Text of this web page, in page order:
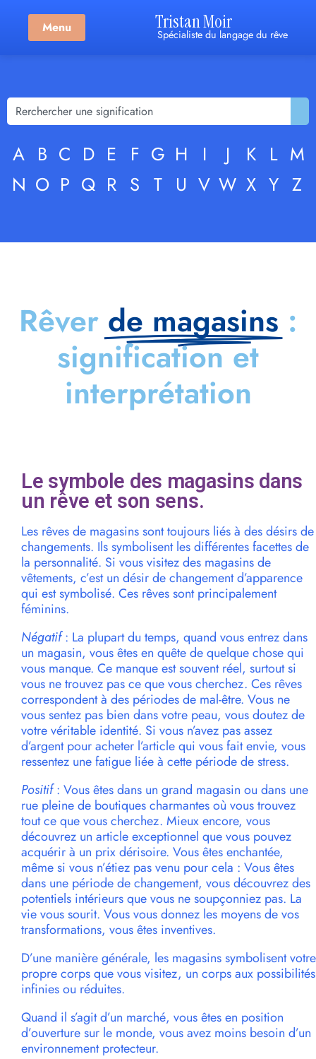
Menu Tristan Moir
Spécialiste du langage du rêve
A B C D E F G H I J K L M
N O P Q R S T U V W X Y Z
Rêver de magasins :
signification et
interprétation
Le symbole des magasins dans
un rêve et son sens.
Les rêves de magasins sont toujours liés à des désirs de
changements. Ils symbolisent les différentes facettes de
la personnalité. Si vous visitez des magasins de
vêtements, c’est un désir de changement d’apparence
qui est symbolisé. Ces rêves sont principalement
féminins.
Négatif: La plupart du temps, quand vous entrez dans
un magasin, vous êtes en quête de quelque chose qui
vous manque. Ce manque est souvent réel, surtout si
vous ne trouvez pas ce que vous cherchez. Ces rêves
correspondent à des périodes de mal-être. Vous ne
vous sentez pas bien dans votre peau, vous doutez de
votre véritable identité. Si vous n’avez pas assez
d’argent pour acheter l’article qui vous fait envie, vous
ressentez une fatigue liée à cette période de stress.
Positif: Vous êtes dans un grand magasin ou dans une
rue pleine de boutiques charmantes où vous trouvez
tout ce que vous cherchez. Mieux encore, vous
découvrez un article exceptionnel que vous pouvez
acquérir à un prix dérisoire. Vous êtes enchantée,
même si vous n’étiez pas venu pour cela : Vous êtes
dans une période de changement, vous découvrez des
potentiels intérieurs que vous ne soupçonniez pas. La
vie vous sourit. Vous vous donnez les moyens de vos
transformations, vous êtes inventives.
D’une manière générale, les magasins symbolisent votre
propre corps que vous visitez, un corps aux possibilités
infinies ou réduites.
Quand il s’agit d’un marché, vous êtes en position
d’ouverture sur le monde, vous avez moins besoin d’un
environnement protecteur.